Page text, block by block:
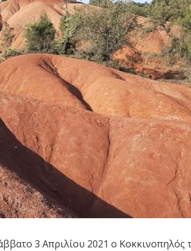
3 Απριλίου 2021 ο Κοκκινοπηλός